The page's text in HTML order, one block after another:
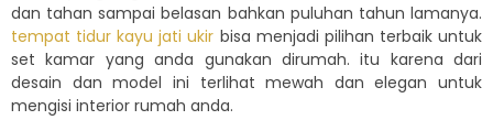
dan tahan sampai belasan bahkan puluhan tahun lamanya.
tempat tidur kayu jati ukir bisa menjadi pilihan terbaik untuk
set kamar yang anda gunakan dirumah. itu karena dari
desain dan model ini terlihat mewah dan elegan untuk
mengisi interior rumah anda.